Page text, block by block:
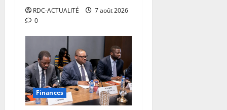
RDC-ACTUALITÉ
7 août 2026
0
Finances